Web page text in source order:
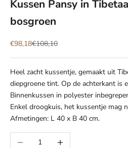
Kussen Pansy in
bosgroen
Aanbiedingsprijs
€98,18Normale prijs
€108,10
Heel zacht kussentje, gemaakt uit
diepgroene tint. Op de achterkant is
Binnenkussen in polyester
Enkel droogkuis, het kussentje mag
Afmetingen: L 40 x B 40 cm.
Aantal verlagenAantal verhogen